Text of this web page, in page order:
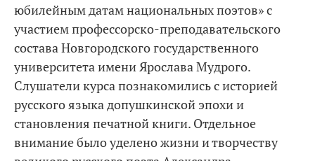
юбилейным датам национальных поэтов» с
участием профессорско-преподавательского
состава Новгородского государственного
университета имени Ярослава Мудрого.
Слушатели курса познакомились с историей
русского языка допушкинской эпохи и
становления печатной книги. Отдельное
внимание было уделено жизни и творчеству